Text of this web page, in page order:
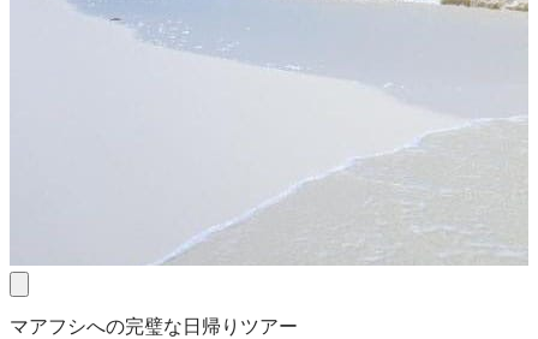
マアフシへの完璧な日帰りツアー